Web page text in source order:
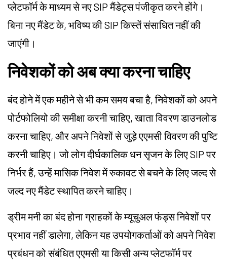
प्लेटफॉर्म के माध्यम से नए SIP मैंडेट्स पंजीकृत करने होंगे।
बिना नए मैंडेट के, भविष्य की SIP किस्तें संसाधित नहीं की
जाएंगी।
निवेशकों को अब क्या करना चाहिए
बंद होने में एक महीने से भी कम समय बचा है, निवेशकों को अपने
पोर्टफोलियो की समीक्षा करनी चाहिए, खाता विवरण डाउनलोड
करना चाहिए, और अपने निवेशों से जुड़े एएमसी विवरण की पुष्टि
करनी चाहिए। जो लोग दीर्घकालिक धन सृजन के लिए SIP पर
निर्भर हैं, उन्हें मासिक निवेश में रुकावट से बचने के लिए जल्द से
जल्द नए मैंडेट स्थापित करने चाहिए।
ड्रीम मनी का बंद होना ग्राहकों के म्यूचुअल फंड्स निवेशों पर
प्रभाव नहीं डालेगा, लेकिन यह उपयोगकर्ताओं को अपने निवेश
प्रबंधन को संबंधित एएमसी या किसी अन्य प्लेटफॉर्म पर